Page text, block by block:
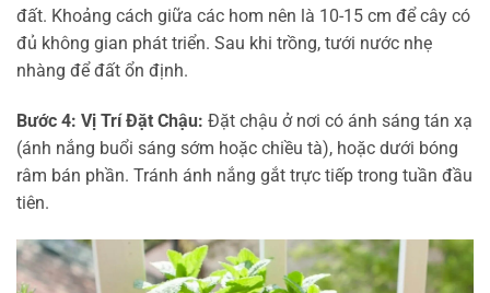
đất. Khoảng cách giữa các hom nên là 10-15 cm để cây có
đủ không gian phát triển. Sau khi trồng, tưới nước nhẹ
nhàng để đất ổn định.
Bước 4: Vị Trí Đặt Chậu: Đặt chậu ở nơi có ánh sáng tán xạ
(ánh nắng buổi sáng sớm hoặc chiều tà), hoặc dưới bóng
râm bán phần. Tránh ánh nắng gắt trực tiếp trong tuần đầu
tiên.